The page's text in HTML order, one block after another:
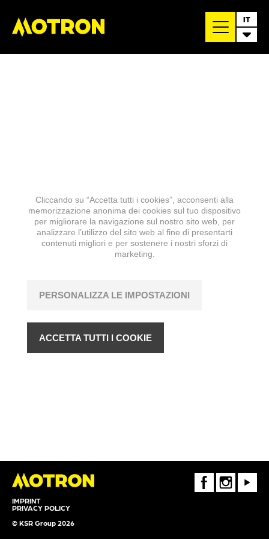
IT
IMPRINT
PRIVACY POLICY
© KSR Group 2026
FaceBookInstagramYoutube
Cliccando su “Accetta tutti i cookies”, acconsenti alla
memorizzazione anonima dei cookies sul tuo dispositivo
per migliorare la navigazione sul nostro sito web, per
analizzare l’utilizzo del sito web al fine di presentarti
contenuti migliori e per sostenere i nostri sforzi di
marketing.
PERSONALIZZA LE IMPOSTAZIONI
ACCETTA TUTTI I COOKIE